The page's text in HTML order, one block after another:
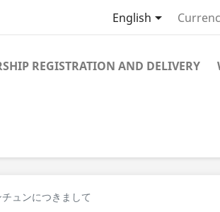
English
REGISTRATION AND DELIVERY
ュンにつきまして